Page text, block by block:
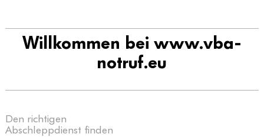
Willkommen bei www.vba-
notruf.eu
Den richtigen
Abschleppdienst finden